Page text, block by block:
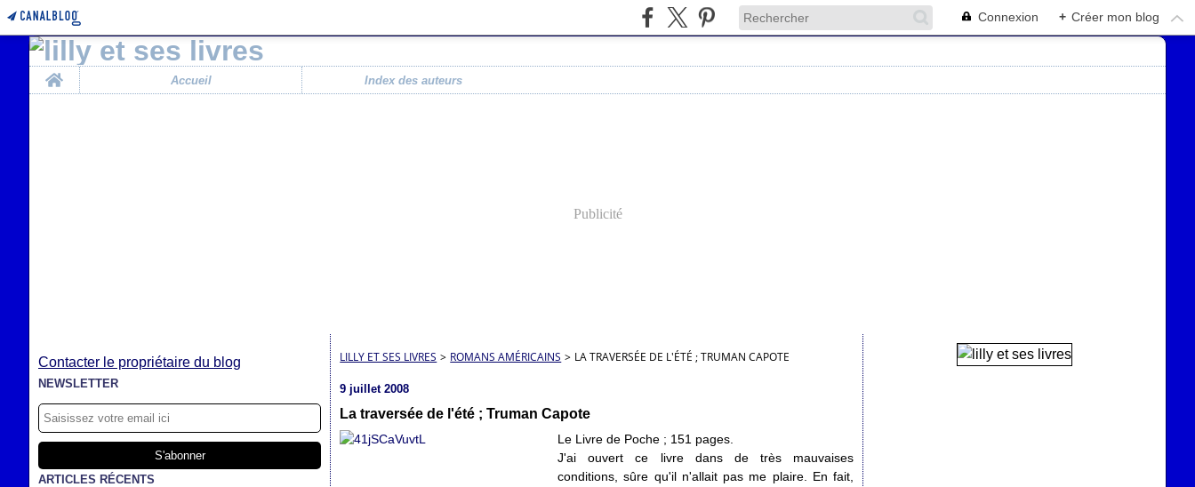
Connexion + Créer mon blog
Home
Accueil Index des auteurs
Publicité
Contacter le propriétaire du blog
NEWSLETTER
ARTICLES RÉCENTS
LILLY ET SES LIVRES > ROMANS AMÉRICAINS > LA TRAVERSÉE DE L'ÉTÉ ; TRUMAN CAPOTE
9 juillet 2008
La traversée de l'été ; Truman Capote
Le Livre de Poche ; 151 pages.
J'ai ouvert ce livre dans de très mauvaises
conditions, sûre qu'il n'allait pas me plaire. En fait,